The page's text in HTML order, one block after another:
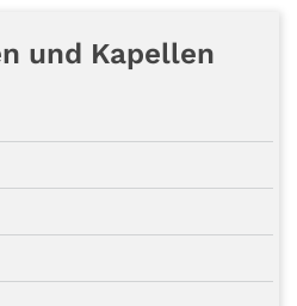
und Kapellen